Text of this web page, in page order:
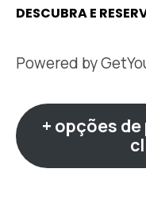
DESCUBRA E
Powered by
+ opções